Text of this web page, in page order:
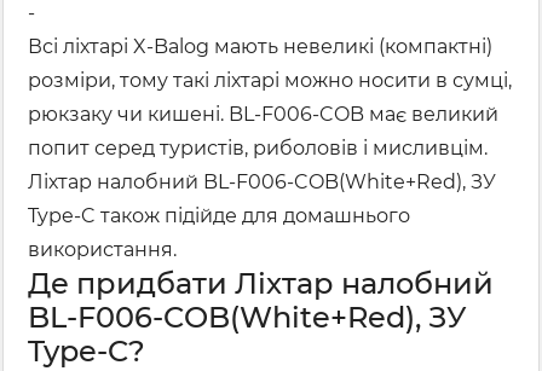
-
Всі ліхтарі X-Balog мають невеликі (компактні)
розміри, тому такі ліхтарі можно носити в сумці,
рюкзаку чи кишені. BL-F006-COB має великий
попит серед туристів, риболовів і мисливцім.
Ліхтар налобний BL-F006-COB(White+Red), ЗУ
Type-C також підійде для домашнього
використання.
Де придбати Ліхтар налобний
BL-F006-COB(White+Red), ЗУ
Type-C?